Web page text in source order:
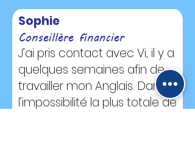
Sophie
Conseillère financier
J’ai pris contact avec Vi, il y a
quelques semaines afin de
travailler mon Anglais. Dans
l’impossibilité la plus totale de